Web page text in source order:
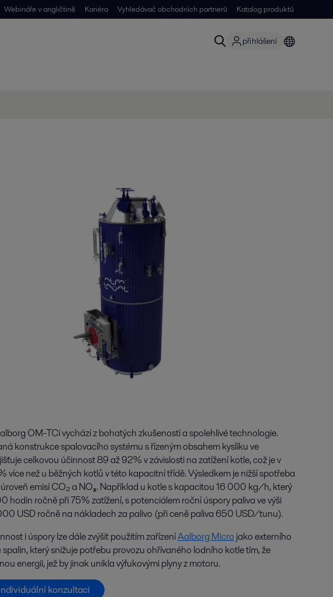
Webináře v angličtině Kariéra Vyhledávač obchodních partnerů Katalog produktů
přihlášení
OM-TCi vychází z bohatých zkušeností a spolehlivé technologie.
konstrukce spalovacího systému s řízeným obsahem kyslíku ve
celkovou účinnost 89 až 92% v závislosti na zatížení kotle, což je v
více než u běžných kotlů v této kapacitní třídě. Výsledkem je nižší spotřeba
emisí CO₂ a NOₓ. Například u kotle s kapacitou 16 000 kg/h, který
hodin ročně při 75% zatížení, s potenciálem roční úspory paliva ve výši
USD ročně na nákladech za palivo (při ceně paliva 650 USD/tunu).
i úspory lze dále zvýšit použitím zařízeníAalborg Micro jako externího
který snižuje potřebu provozu ohřívaného lodního kotle tím, že
energii, jež by jinak unikla výfukovými plyny z motoru.
konzultaci